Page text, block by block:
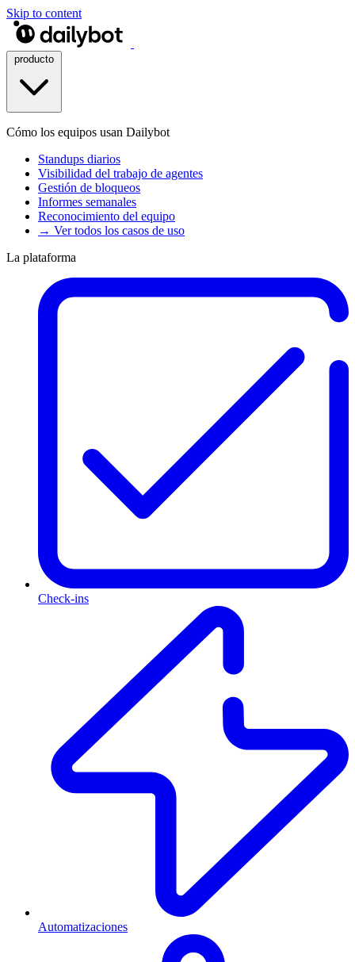
Skip to content
Cómo los equipos usan Dailybot
Standups diarios
Visibilidad del trabajo de agentes
Gestión de bloqueos
Informes semanales
Reconocimiento del equipo
→ Ver todos los casos de uso
La plataforma
Check-ins
Automatizaciones